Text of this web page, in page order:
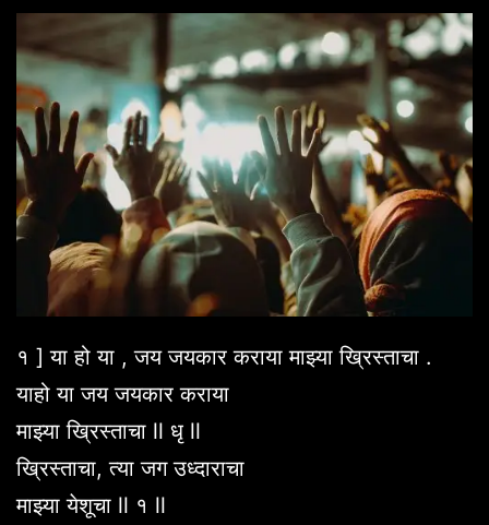
१ ] या हो या , जय जयकार कराया माझ्या ख्रिस्ताचा .
याहो या जय जयकार कराया
माझ्या ख्रिस्ताचा ll धृ ll
ख्रिस्ताचा, त्या जग उध्दाराचा
माझ्या येशूचा ll १ ll